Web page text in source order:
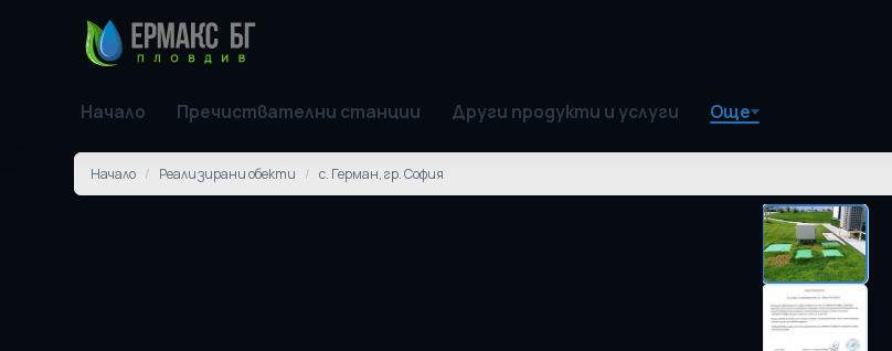
Начало Пречиствателни станции Други продукти и услуги Още
Начало / Реализирани обекти / с. Герман, гр. София